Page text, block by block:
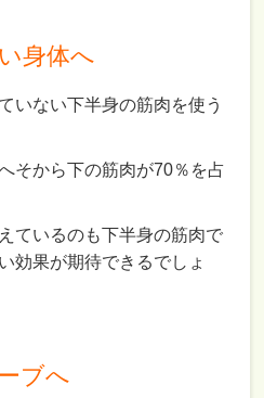
身体へ
いない下半身の筋肉を使う
そから下の筋肉が70％を占
ているのも下半身の筋肉で
効果が期待できるでしょ
ブへ